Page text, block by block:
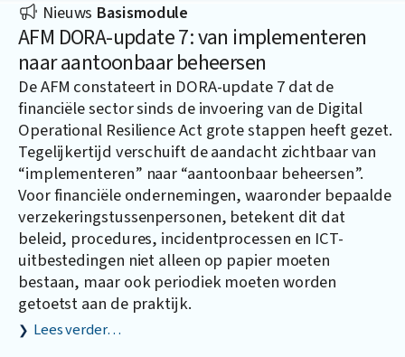
Nieuws Basismodule
AFM DORA-update 7: van implementeren
naar aantoonbaar beheersen
De AFM constateert in DORA-update 7 dat de
financiële sector sinds de invoering van de Digital
Operational Resilience Act grote stappen heeft gezet.
Tegelijkertijd verschuift de aandacht zichtbaar van
“implementeren” naar “aantoonbaar beheersen”.
Voor financiële ondernemingen, waaronder bepaalde
verzekeringstussenpersonen, betekent dit dat
beleid, procedures, incidentprocessen en ICT-
uitbestedingen niet alleen op papier moeten
bestaan, maar ook periodiek moeten worden
getoetst aan de praktijk.
Lees verder…